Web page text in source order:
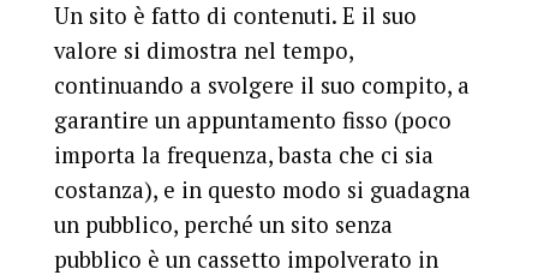
Un sito è fatto di contenuti. E il suo
valore si dimostra nel tempo,
continuando a svolgere il suo compito, a
garantire un appuntamento fisso (poco
importa la frequenza, basta che ci sia
costanza), e in questo modo si guadagna
un pubblico, perché un sito senza
pubblico è un cassetto impolverato in